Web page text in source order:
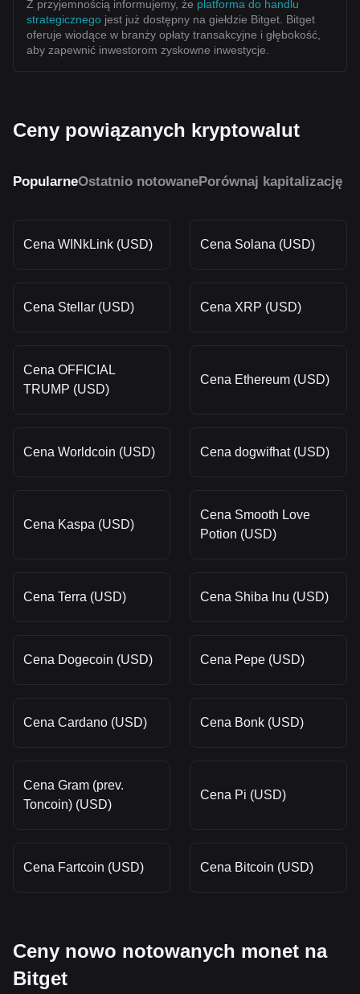
Z przyjemnością informujemy, że platforma do handlu
strategicznego jest już dostępny na giełdzie Bitget. Bitget
oferuje wiodące w branży opłaty transakcyjne i głębokość,
aby zapewnić inwestorom zyskowne inwestycje.
Ceny powiązanych kryptowalut
PopularneOstatnio notowanePorównaj kapitalizację
Cena WINkLink (USD) Cena Solana (USD)
Cena Stellar (USD) Cena XRP (USD)
Cena OFFICIAL
TRUMP (USD)
Cena Ethereum (USD)
Cena Worldcoin (USD) Cena dogwifhat (USD)
Cena Kaspa (USD)
Cena Smooth Love
Potion (USD)
Cena Terra (USD) Cena Shiba Inu (USD)
Cena Dogecoin (USD) Cena Pepe (USD)
Cena Cardano (USD) Cena Bonk (USD)
Cena Gram (prev.
Toncoin) (USD)
Cena Pi (USD)
Cena Fartcoin (USD) Cena Bitcoin (USD)
Ceny nowo notowanych monet na
Bitget